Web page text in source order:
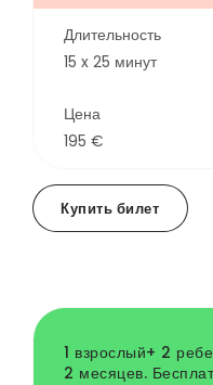
Длительность
15 x 25 минут
Цена
195 €
Купить билет
1 взрослый+ 2
2 месяцев.